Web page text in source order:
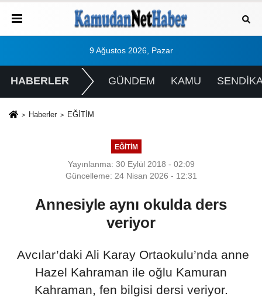
9 Ağustos 2026, Pazar
HABERLER GÜNDEM KAMU
Haberler EĞİTİM
EĞİTİM
Yayınlanma: 30 Eylül 2018 - 02:09
Güncelleme: 24 Nisan 2026 - 12:31
Annesiyle aynı okulda ders
veriyor
Avcılar’daki Ali Karay Ortaokulu’nda anne
Hazel Kahraman ile oğlu Kamuran
Kahraman, fen bilgisi dersi veriyor.